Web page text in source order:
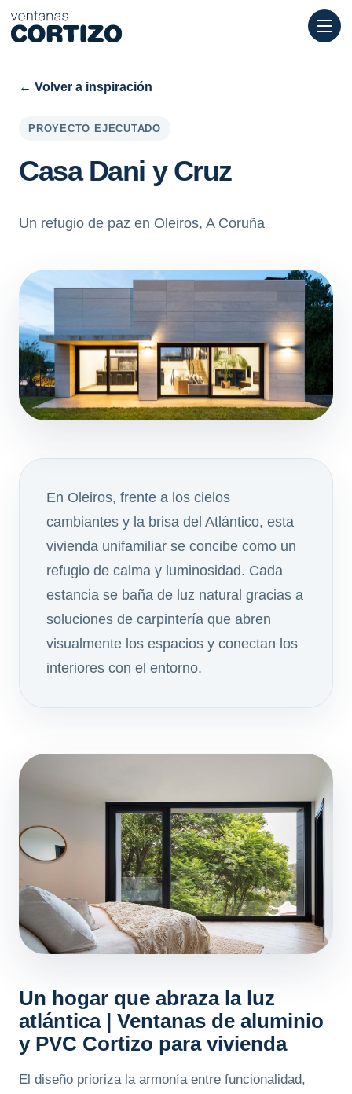
Ventanas Cortizo es una red especializada en ventanas de
Productos
Presupuesto
← Volver a inspiración
PROYECTO EJECUTADO
Casa Dani y Cruz
Un refugio de paz en Oleiros, A Coruña
En Oleiros, frente a los cielos
cambiantes y la brisa del Atlántico, esta
vivienda unifamiliar se concibe como un
refugio de calma y luminosidad. Cada
estancia se baña de luz natural gracias a
soluciones de carpintería que abren
visualmente los espacios y conectan los
interiores con el entorno.
Un hogar que abraza la luz
atlántica | Ventanas de aluminio
y PVC Cortizo para vivienda
El diseño prioriza la armonía entre funcionalidad,